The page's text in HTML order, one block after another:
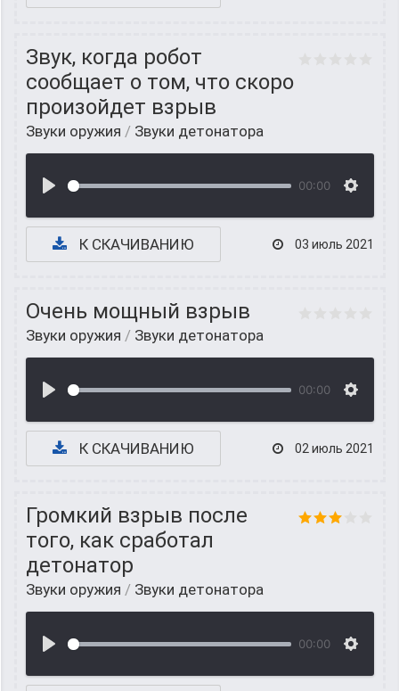
Звук, когда робот
сообщает о том, что скоро
произойдет взрыв
Звуки оружия / Звуки детонатора
00:00
К СКАЧИВАНИЮ 03 июль 2021
Очень мощный взрыв
Звуки оружия / Звуки детонатора
00:00
К СКАЧИВАНИЮ 02 июль 2021
Громкий взрыв после
того, как сработал
детонатор
Звуки оружия / Звуки детонатора
00:00